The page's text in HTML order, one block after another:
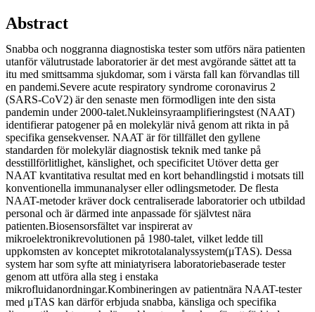
Abstract
Snabba och noggranna diagnostiska tester som utförs nära patienten
utanför välutrustade laboratorier är det mest avgörande sättet att ta
itu med smittsamma sjukdomar, som i värsta fall kan förvandlas till
en pandemi.Severe acute respiratory syndrome coronavirus 2
(SARS-CoV2) är den senaste men förmodligen inte den sista
pandemin under 2000-talet.Nukleinsyraamplifieringstest (NAAT)
identifierar patogener på en molekylär nivå genom att rikta in på
specifika gensekvenser. NAAT är för tillfället den gyllene
standarden för molekylär diagnostisk teknik med tanke på
desstillförlitlighet, känslighet, och specificitet Utöver detta ger
NAAT kvantitativa resultat med en kort behandlingstid i motsats till
konventionella immunanalyser eller odlingsmetoder. De flesta
NAAT-metoder kräver dock centraliserade laboratorier och utbildad
personal och är därmed inte anpassade för självtest nära
patienten.Biosensorsfältet var inspirerat av
mikroelektronikrevolutionen på 1980-talet, vilket ledde till
uppkomsten av konceptet mikrototalanalyssystem(μTAS). Dessa
system har som syfte att miniatyrisera laboratoriebaserade tester
genom att utföra alla steg i enstaka
mikrofluidanordningar.Kombineringen av patientnära NAAT-tester
med μTAS kan därför erbjuda snabba, känsliga och specifika